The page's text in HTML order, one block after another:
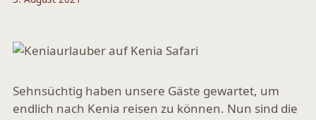
Sehnsüchtig haben unsere Gäste gewartet, um
endlich nach Kenia reisen zu können. Nun sind die